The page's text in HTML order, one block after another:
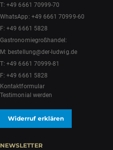
T:+49 6661 70999-70
WhatsApp: +49 6661 70999-60
F: +49 6661 5828
Gastronomiegroßhandel:
M: bestellung@der-ludwig.de
T:+49 6661 70999-81
F: +49 6661 5828
Kontaktformular
Testimonial werden
Widerruf erklären
NEWSLETTER